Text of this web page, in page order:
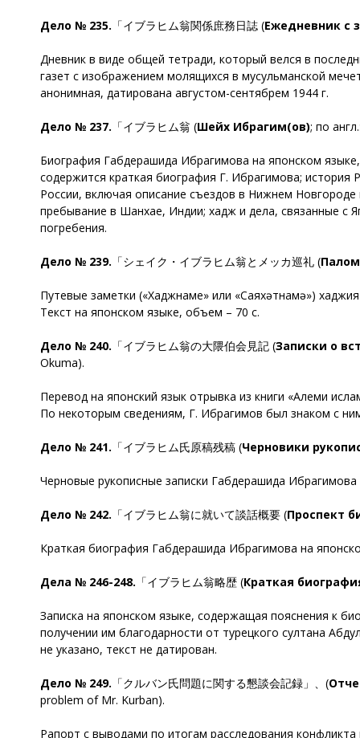
Дело № 235. 「イブラヒム翁関係庶務日誌 (Ежедневник с
Дневник в виде общей тетради, который велся в
газет с изображением молящихся в мусульманской
анонимная, датирована августом-сентябрем 1944 г.
Дело № 237. 「イブラヒム翁 (Шейх Ибрагим(ов); по
Биография Габдерашида Ибрагимова на японском
содержится краткая биография Г. Ибрагимова; история
России, включая описание съездов в Нижнем
пребывание в Шанхае, Индии; хадж и дела, связанные с
погребения.
Дело № 239. 「シェイク・イブラヒム翁とメッカ巡礼 (
Путевые заметки («Хаджнаме» или «Саяхәтнамә»)
Текст на японском языке, объем – 70 с.
Дело № 240. 「イブラヒム翁の大隈伯会見記 (Записки о
Okuma).
Перевод на японский язык отрывка из книги «Алеми
По некоторым сведениям, Г. Ибрагимов был знаком с
Дело № 241. 「イブラヒム氏原稿残稿 (Черновики
Черновые рукописные записки Габдерашида
Дело № 242. 「イブラヒム翁に就いて談話概要 (Проспект
Краткая биография Габдерашида Ибрагимова на
Дела № 246-248. 「イブラヒム翁略歴 (Краткая
Записка на японском языке, содержащая пояснения к
получении им благодарности от турецкого султана
не указано, текст не датирован.
Дело № 249. 「クルバン氏問題に関する懇談会記録」、(
problem of Mr. Kurban).
Рапорт с выводами по итогам расследования